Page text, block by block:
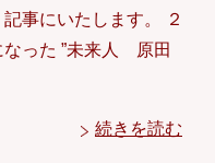
事にいたします。 ２
なった ”未来人 原田
続きを読む